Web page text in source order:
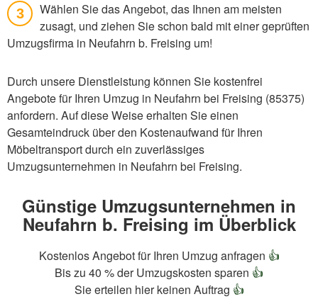
3
Wählen Sie das Angebot, das Ihnen am meisten
zusagt, und ziehen Sie schon bald mit einer geprüften
Umzugsfirma in Neufahrn b. Freising um!
Durch unsere Dienstleistung können Sie kostenfrei
Angebote für Ihren Umzug in Neufahrn bei Freising (85375)
anfordern. Auf diese Weise erhalten Sie einen
Gesamteindruck über den Kostenaufwand für Ihren
Möbeltransport durch ein zuverlässiges
Umzugsunternehmen in Neufahrn bei Freising.
Günstige Umzugsunternehmen in
Neufahrn b. Freising im Überblick
Kostenlos Angebot für Ihren Umzug anfragen 👍
Bis zu 40 % der Umzugskosten sparen 👍
Sie erteilen hier keinen Auftrag 👍